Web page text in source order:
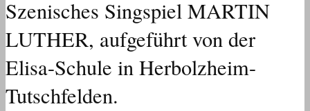
Szenisches Singspiel MARTIN
LUTHER, aufgeführt von der
Elisa-Schule in Herbolzheim-
Tutschfelden.